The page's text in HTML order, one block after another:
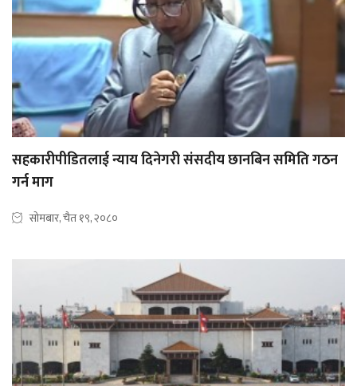
सहकारीपीडितलाई न्याय दिनेगरी संसदीय छानबिन समिति गठन
गर्न माग
सोमबार, चैत १९, २०८०